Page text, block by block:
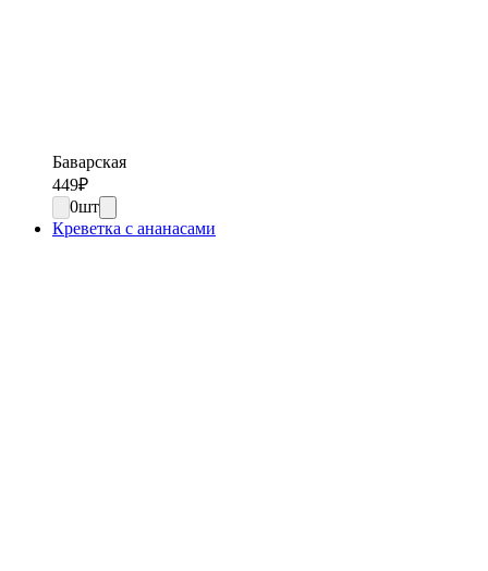
Баварская
449₽
0шт
Креветка с ананасами